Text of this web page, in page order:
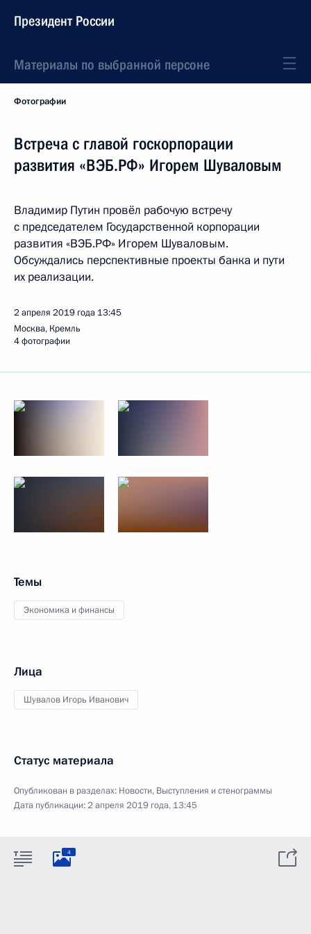
Президент России
Материалы по выбранной персоне
Фотографии
Встреча с главой госкорпорации
развития «ВЭБ.РФ» Игорем Шуваловым
Владимир Путин провёл рабочую встречу
с председателем Государственной корпорации
развития «ВЭБ.РФ» Игорем Шуваловым.
Обсуждались перспективные проекты банка и пути
их реализации.
2 апреля 2019 года 13:45
Москва, Кремль
4 фотографии
Темы
Экономика и финансы
Лица
Шувалов Игорь Иванович
Статус материала
Опубликован в разделах: Новости, Выступления и стенограммы
Дата публикации:2 апреля 2019 года, 13:45
4